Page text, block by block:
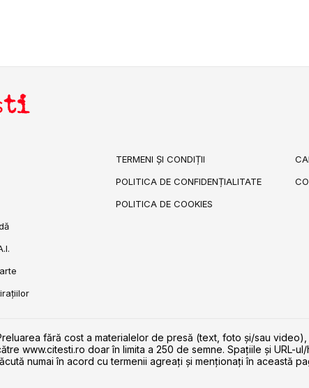
TERMENI ȘI CONDIȚII
POLITICA DE CONFIDENȚIALITATE
POLITICA DE COOKIES
fără cost a materialelor de presă (text, foto și/sau
www.citesti.ro doar în limita a 250 de semne. Spaţiile şi URL-
numai în acord cu termenii agreaţi şi menţionaţi în această